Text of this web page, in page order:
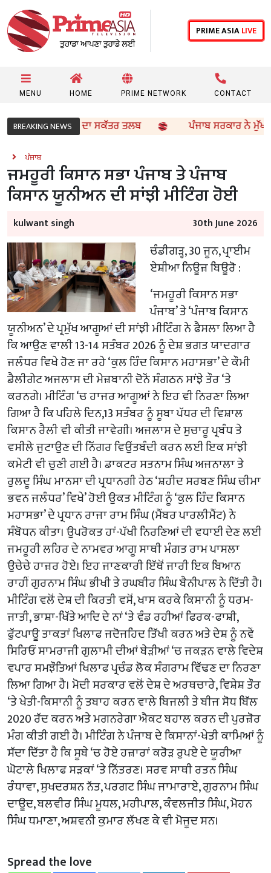
PRIME ASIALIVE
MENU HOME PRIME NETWORK CONTACT
BREAKING NEWS
ਵਿਭਾਗ ਦਾ ਸਕੱਤਰ ਤਲਬ ਪੰਜਾਬ ਸਰਕਾਰ ਨੇ ਮੁੱਖ
ਪੰਜਾਬ
ਜਮਹੂਰੀ ਕਿਸਾਨ ਸਭਾ ਪੰਜਾਬ ਤੇ ਪੰਜਾਬ
ਕਿਸਾਨ ਯੂਨੀਅਨ ਦੀ ਸਾਂਝੀ ਮੀਟਿੰਗ ਹੋਈ
kulwant singh 30th June 2026
ਚੰਡੀਗੜ੍ਹ, 30 ਜੂਨ, ਪ੍ਰਾਈਮ
ਏਸ਼ੀਆ ਨਿਊਜ਼ ਬਿਊਰੋ :
‘ਜਮਹੂਰੀ ਕਿਸਾਨ ਸਭਾ
ਪੰਜਾਬ’ ਤੇ ‘ਪੰਜਾਬ ਕਿਸਾਨ
ਯੂਨੀਅਨ’ ਦੇ ਪ੍ਰਮੁੱਖ ਆਗੂਆਂ ਦੀ ਸਾਂਝੀ ਮੀਟਿੰਗ ਨੇ ਫੈਸਲਾ ਲਿਆ ਹੈ
ਕਿ ਆਉਣ ਵਾਲੀ 13-14 ਸਤੰਬਰ 2026 ਨੂੰ ਦੇਸ਼ ਭਗਤ ਯਾਦਗਾਰ
ਜਲੰਧਰ ਵਿਖੇ ਹੋਣ ਜਾ ਰਹੇ ‘ਕੁਲ ਹਿੰਦ ਕਿਸਾਨ ਮਹਾਸਭਾ’ ਦੇ ਕੌਮੀ
ਡੈਲੀਗੇਟ ਅਜਲਾਸ ਦੀ ਮੇਜ਼ਬਾਨੀ ਦੋਨੋਂ ਸੰਗਠਨ ਸਾਂਝੇ ਤੌਰ ‘ਤੇ
ਕਰਨਗੇ। ਮੀਟਿੰਗ ‘ਚ ਹਾਜਰ ਆਗੂਆਂ ਨੇ ਇਹ ਵੀ ਨਿਰਣਾ ਲਿਆ
ਗਿਆ ਹੈ ਕਿ ਪਹਿਲੇ ਦਿਨ,13 ਸਤੰਬਰ ਨੂੰ ਸੂਬਾ ਪੱਧਰ ਦੀ ਵਿਸ਼ਾਲ
ਕਿਸਾਨ ਰੈਲੀ ਵੀ ਕੀਤੀ ਜਾਵੇਗੀ। ਅਜਲਾਸ ਦੇ ਸੁਚਾਰੂ ਪ੍ਰਬੰਧ ਤੇ
ਵਸੀਲੇ ਜੁਟਾਉਣ ਦੀ ਨਿੱਗਰ ਵਿਉਂਤਬੰਦੀ ਕਰਨ ਲਈ ਇਕ ਸਾਂਝੀ
ਕਮੇਟੀ ਵੀ ਚੁਣੀ ਗਈ ਹੈ। ਡਾਕਟਰ ਸਤਨਾਮ ਸਿੰਘ ਅਜਨਾਲਾ ਤੇ
ਰੁਲਦੂ ਸਿੰਘ ਮਾਨਸਾ ਦੀ ਪ੍ਰਧਾਨਗੀ ਹੇਠ ‘ਸ਼ਹੀਦ ਸਰਬਣ ਸਿੰਘ ਚੀਮਾ
ਭਵਨ ਜਲੰਧਰ’ ਵਿਖੇ’ ਹੋਈ ਉਕਤ ਮੀਟਿੰਗ ਨੂੰ ‘ਕੁਲ ਹਿੰਦ ਕਿਸਾਨ
ਮਹਾਸਭਾ’ ਦੇ ਪ੍ਰਧਾਨ ਰਾਜਾ ਰਾਮ ਸਿੰਘ (ਮੈਂਬਰ ਪਾਰਲੀਮੈਂਟ) ਨੇ
ਸੰਬੋਧਨ ਕੀਤਾ। ਉਪਰੋਕਤ ਹਾਂ-ਪੱਖੀ ਨਿਰਣਿਆਂ ਦੀ ਵਧਾਈ ਦੇਣ ਲਈ
ਜਮਹੂਰੀ ਲਹਿਰ ਦੇ ਨਾਮਵਰ ਆਗੂ ਸਾਥੀ ਮੰਗਤ ਰਾਮ ਪਾਸਲਾ
ਉਚੇਚੇ ਹਾਜ਼ਰ ਹੋਏ। ਇਹ ਜਾਣਕਾਰੀ ਇੱਥੋਂ ਜਾਰੀ ਇਕ ਬਿਆਨ
ਰਾਹੀਂ ਗੁਰਨਾਮ ਸਿੰਘ ਭੀਖੀ ਤੇ ਰਘਬੀਰ ਸਿੰਘ ਬੈਨੀਪਾਲ ਨੇ ਦਿੱਤੀ ਹੈ।
ਮੀਟਿੰਗ ਵਲੋਂ ਦੇਸ਼ ਦੀ ਕਿਰਤੀ ਵਸੋਂ, ਖਾਸ ਕਰਕੇ ਕਿਸਾਨੀ ਨੂੰ ਧਰਮ-
ਜਾਤੀ, ਭਾਸ਼ਾ-ਖਿੱਤੇ ਆਦਿ ਦੇ ਨਾਂ ‘ਤੇ ਵੰਡ ਰਹੀਆਂ ਫਿਰਕ-ਫਾਸ਼ੀ,
ਫੁੱਟਪਾਊ ਤਾਕਤਾਂ ਖਿਲਾਫ ਜਦੋਜਹਿਦ ਤਿੱਖੀ ਕਰਨ ਅਤੇ ਦੇਸ਼ ਨੂੰ ਨਵੇਂ
ਸਿਰਿਓਂ ਸਾਮਰਾਜੀ ਗੁਲਾਮੀ ਦੀਆਂ ਬੇੜੀਆਂ ‘ਚ ਜਕੜਨ ਵਾਲੇ ਵਿਦੇਸ਼
ਵਪਾਰ ਸਮਝੌਤਿਆਂ ਖਿਲਾਫ ਪ੍ਰਚੰਡ ਲੋਕ ਸੰਗਰਾਮ ਵਿੱਢਣ ਦਾ ਨਿਰਣਾ
ਲਿਆ ਗਿਆ ਹੈ। ਮੋਦੀ ਸਰਕਾਰ ਵਲੋਂ ਦੇਸ਼ ਦੇ ਅਰਥਚਾਰੇ, ਵਿਸ਼ੇਸ਼ ਤੌਰ
‘ਤੇ ਖੇਤੀ-ਕਿਸਾਨੀ ਨੂੰ ਤਬਾਹ ਕਰਨ ਵਾਲੇ ਬਿਜਲੀ ਤੇ ਬੀਜ ਸੋਧ ਬਿੱਲ
2020 ਰੱਦ ਕਰਨ ਅਤੇ ਮਗਨਰੇਗਾ ਐਕਟ ਬਹਾਲ ਕਰਨ ਦੀ ਪੁਰਜ਼ੋਰ
ਮੰਗ ਕੀਤੀ ਗਈ ਹੈ। ਮੀਟਿੰਗ ਨੇ ਪੰਜਾਬ ਦੇ ਕਿਸਾਨਾਂ-ਖੇਤੀ ਕਾਮਿਆਂ ਨੂੰ
ਸੱਦਾ ਦਿੱਤਾ ਹੈ ਕਿ ਸੂਬੇ ‘ਚ ਹੋਏ ਹਜ਼ਾਰਾਂ ਕਰੋੜ ਰੁਪਏ ਦੇ ਯੂਰੀਆ
ਘੋਟਾਲੇ ਖਿਲਾਫ ਸੜਕਾਂ ‘ਤੇ ਨਿੱਤਰਣ। ਸਰਵ ਸਾਥੀ ਰਤਨ ਸਿੰਘ
ਰੰਧਾਵਾ, ਸੁਖਦਰਸ਼ਨ ਨੱਤ, ਪਰਗਟ ਸਿੰਘ ਜਾਮਾਰਾਏ, ਗੁਰਨਾਮ ਸਿੰਘ
ਦਾਊਦ, ਬਲਵੀਰ ਸਿੰਘ ਮੂਧਲ, ਮਹੀਪਾਲ, ਕੰਵਲਜੀਤ ਸਿੰਘ, ਮੋਹਨ
ਸਿੰਘ ਧਮਾਣਾ, ਅਸ਼ਵਨੀ ਕੁਮਾਰ ਲੱਖਣ ਕੇ ਵੀ ਮੋਜੂਦ ਸਨ।
Spread the love